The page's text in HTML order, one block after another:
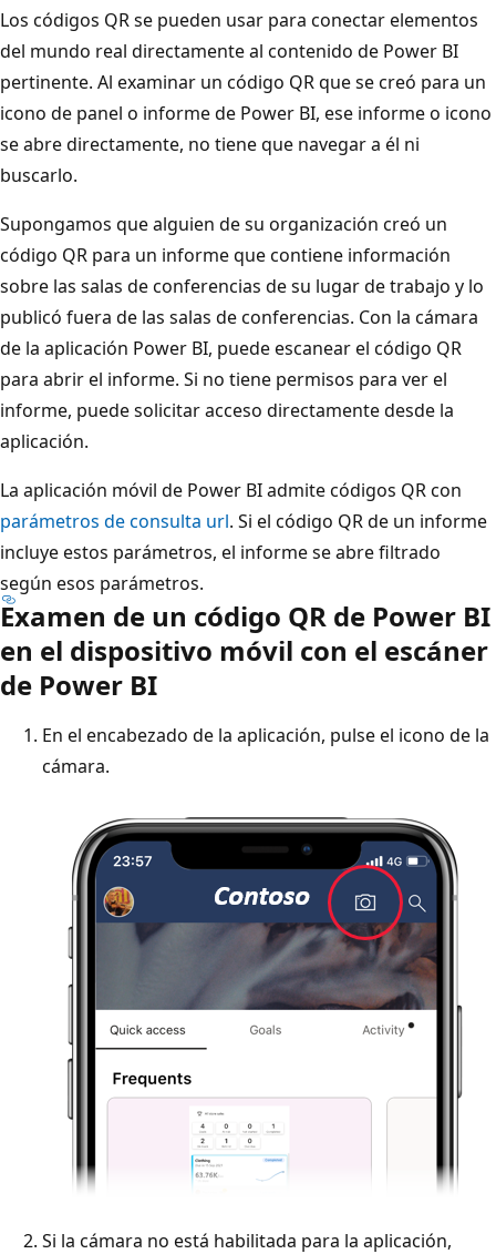
Los códigos QR se pueden usar para conectar elementos
del mundo real directamente al contenido de Power BI
pertinente. Al examinar un código QR que se creó para un
icono de panel o informe de Power BI, ese informe o icono
se abre directamente, no tiene que navegar a él ni
buscarlo.
Supongamos que alguien de su organización creó un
código QR para un informe que contiene información
sobre las salas de conferencias de su lugar de trabajo y lo
publicó fuera de las salas de conferencias. Con la cámara
de la aplicación Power BI, puede escanear el código QR
para abrir el informe. Si no tiene permisos para ver el
informe, puede solicitar acceso directamente desde la
aplicación.
La aplicación móvil de Power BI admite códigos QR con
parámetros de consulta url. Si el código QR de un informe
incluye estos parámetros, el informe se abre filtrado
según esos parámetros.
Examen de un código QR de Power BI
en el dispositivo móvil con el escáner
de Power BI
En el encabezado de la aplicación, pulse el icono de la
cámara.
Si la cámara no está habilitada para la aplicación,